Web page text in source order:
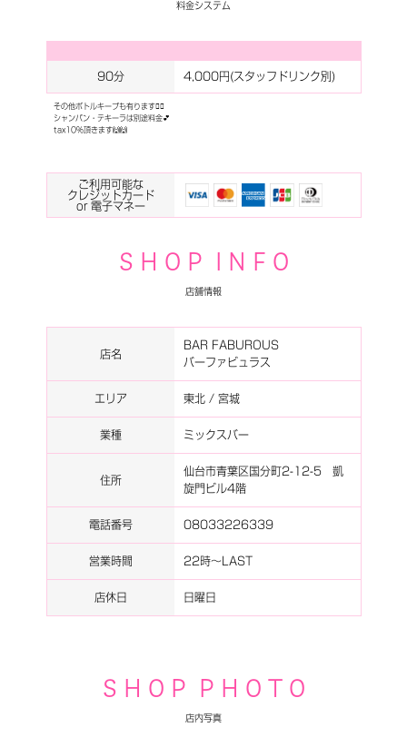
料金システム
90分 4,000円(スタッフドリンク別)
その他ボトルキープも有ります💁‍♀️
シャンパン・テキーラは別途料金💕
tax10%頂きます🙌🙌
ご利用可能な
クレジットカード
or 電子マネー
S H O P I N F O
店舗情報
店名
BAR FABUROUS
バーファビュラス
エリア 東北 / 宮城
業種 ミックスバー
住所
仙台市青葉区国分町2-12-5 凱
旋門ビル4階
電話番号 08033226339
営業時間 22時～LAST
店休日 日曜日
S H O P P H O T O
店内写真